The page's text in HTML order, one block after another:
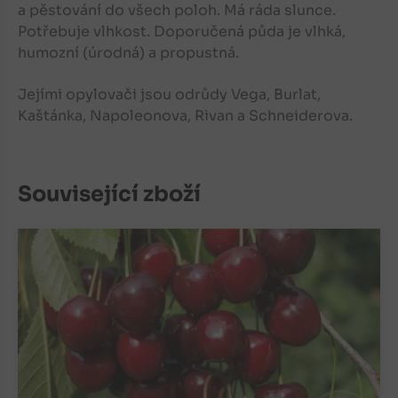
a pěstování do všech poloh. Má ráda slunce.
Potřebuje vlhkost. Doporučená půda je vlhká,
humozní (úrodná) a propustná.
Jejími opylovači jsou odrůdy Vega, Burlat,
Kaštánka, Napoleonova, Rivan a Schneiderova.
Související zboží